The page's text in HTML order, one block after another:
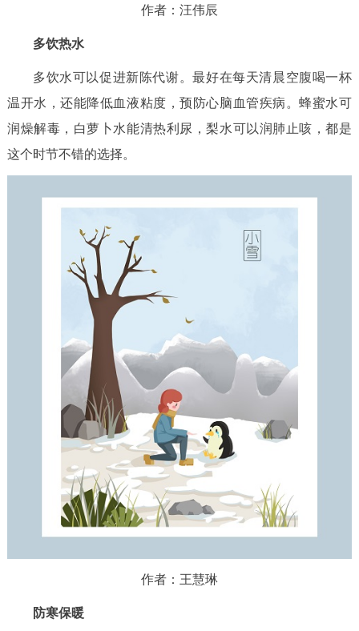
作者：汪伟辰
多饮热水
多饮水可以促进新陈代谢。最好在每天清晨空腹喝一杯
温开水，还能降低血液粘度，预防心脑血管疾病。蜂蜜水可
润燥解毒，白萝卜水能清热利尿，梨水可以润肺止咳，都是
这个时节不错的选择。
作者：王慧琳
防寒保暖